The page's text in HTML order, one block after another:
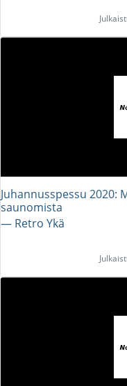
Juhannusspessu 2020:
saunomista
― Retro Ykä